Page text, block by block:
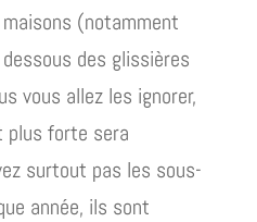
(notamment
des glissières
vous allez les ignorer,
plus forte sera
surtout pas les sous-
année, ils sont